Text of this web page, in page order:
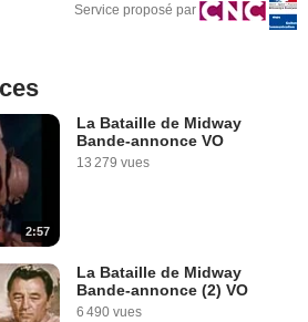
Service proposé par
2:57
La Bataille de Midway
Bande-annonce VO
13 279 vues
La Bataille de Midway
Bande-annonce (2) VO
6 490 vues